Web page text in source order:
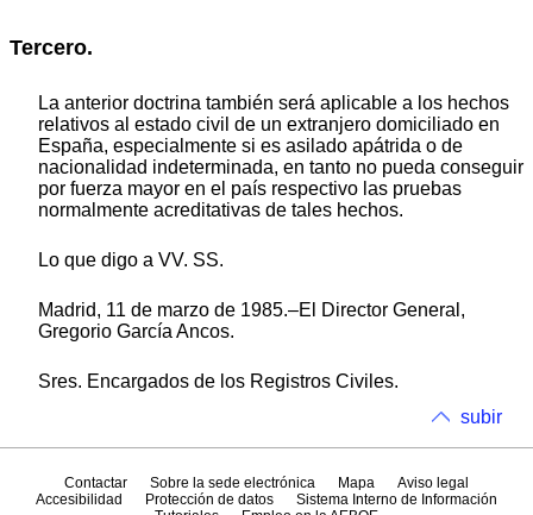
Tercero.
La anterior doctrina también será aplicable a los hechos
relativos al estado civil de un extranjero domiciliado en
España, especialmente si es asilado apátrida o de
nacionalidad indeterminada, en tanto no pueda conseguir
por fuerza mayor en el país respectivo las pruebas
normalmente acreditativas de tales hechos.
Lo que digo a VV. SS.
Madrid, 11 de marzo de 1985.‒El Director General,
Gregorio García Ancos.
Sres. Encargados de los Registros Civiles.
subir
Contactar Sobre la sede electrónica Mapa
Aviso legal
Accesibilidad
Protección de datos
Sistema Interno de Información